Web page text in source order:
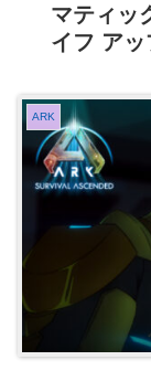
マティッ
イフ ア
ARK